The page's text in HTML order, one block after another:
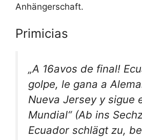
Anhängerschaft.
Primicias
„A 16avos de final!
golpe, le gana a
Nueva Jersey y sigue
Mundial“(Ab ins
Ecuador schlägt zu,